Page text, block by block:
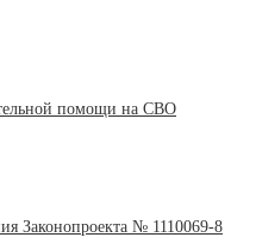
помощи на СВО
Законопроекта № 1110069-8